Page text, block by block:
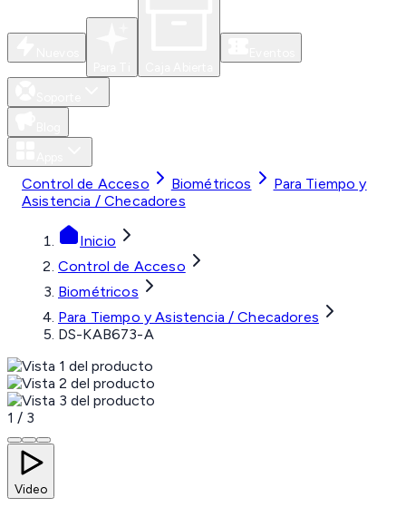
Control de Acceso Biométricos
Para Tiempo y
Asistencia / Checadores
Inicio
Control de Acceso
Biométricos
Para Tiempo y Asistencia / Checadores
DS-KAB673-A
1 / 3
Video